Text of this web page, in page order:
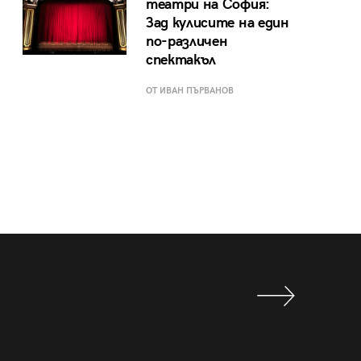
театри на София:
Зад кулисите на един
по-различен
спектакъл
ОТ ИВАН ПЪРВАНОВ